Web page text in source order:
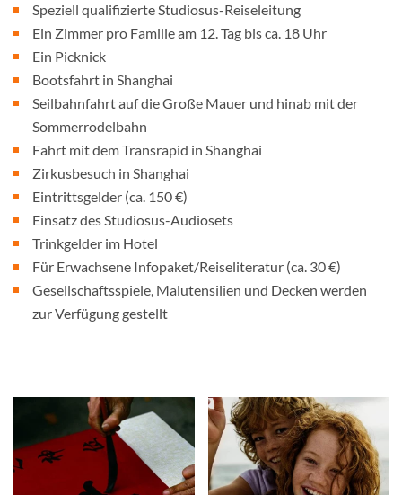
Speziell qualifizierte Studiosus-Reiseleitung
Ein Zimmer pro Familie am 12. Tag bis ca. 18 Uhr
Ein Picknick
Bootsfahrt in Shanghai
Seilbahnfahrt auf die Große Mauer und hinab mit der
Sommerrodelbahn
Fahrt mit dem Transrapid in Shanghai
Zirkusbesuch in Shanghai
Eintrittsgelder (ca. 150 €)
Einsatz des Studiosus-Audiosets
Trinkgelder im Hotel
Für Erwachsene Infopaket/Reiseliteratur (ca. 30 €)
Gesellschaftsspiele, Malutensilien und Decken werden
zur Verfügung gestellt